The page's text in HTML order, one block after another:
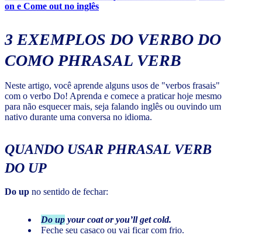
on e Come out no inglês
3 EXEMPLOS DO VERBO DO
COMO PHRASAL VERB
Neste artigo, você aprende alguns usos de "verbos frasais"
com o verbo Do! Aprenda e comece a praticar hoje mesmo
para não esquecer mais, seja falando inglês ou ouvindo um
nativo durante uma conversa no idioma.
QUANDO USAR PHRASAL VERB
DO UP
Do up no sentido de fechar:
Do up your coat or you’ll get cold.
Feche seu casaco ou vai ficar com frio.